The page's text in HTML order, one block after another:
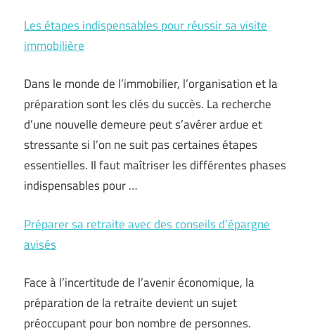
Les étapes indispensables pour réussir sa visite
immobilière
Dans le monde de l’immobilier, l’organisation et la
préparation sont les clés du succès. La recherche
d’une nouvelle demeure peut s’avérer ardue et
stressante si l’on ne suit pas certaines étapes
essentielles. Il faut maîtriser les différentes phases
indispensables pour …
Préparer sa retraite avec des conseils d’épargne
avisés
Face à l’incertitude de l’avenir économique, la
préparation de la retraite devient un sujet
préoccupant pour bon nombre de personnes.